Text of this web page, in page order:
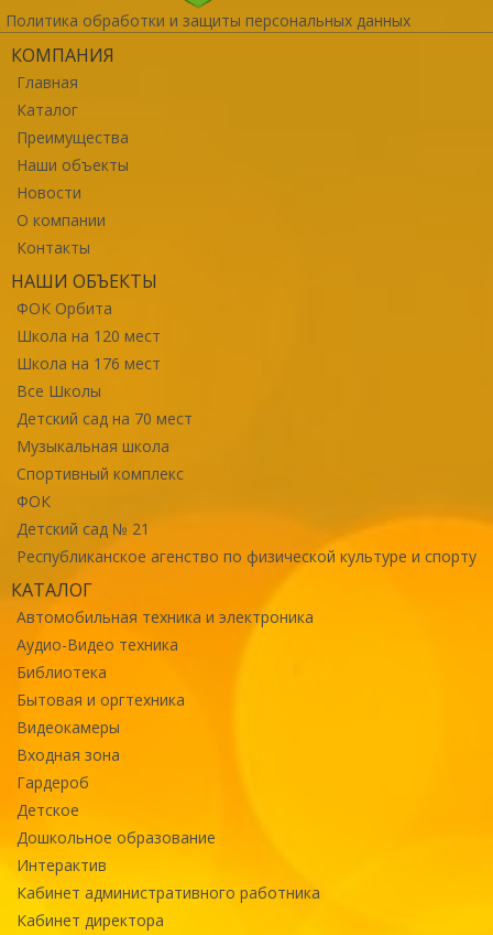
Политика обработки и защиты персональных данных
КОМПАНИЯ
Главная
Каталог
Преимущества
Наши объекты
Новости
О компании
Контакты
НАШИ ОБЪЕКТЫ
ФОК Орбита
Школа на 120 мест
Школа на 176 мест
Все Школы
Детский сад на 70 мест
Музыкальная школа
Спортивный комплекс
ФОК
Детский сад № 21
Республиканское агенство по физической культуре и спорту
КАТАЛОГ
Автомобильная техника и электроника
Аудио-Видео техника
Библиотека
Бытовая и оргтехника
Видеокамеры
Входная зона
Гардероб
Детское
Дошкольное образование
Интерактив
Кабинет административного работника
Кабинет директора